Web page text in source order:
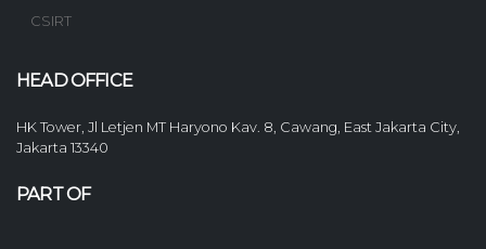
CSIRT
HEAD OFFICE
HK Tower, Jl Letjen MT Haryono Kav. 8, Cawang, East Jakarta City,
Jakarta 13340
PART OF